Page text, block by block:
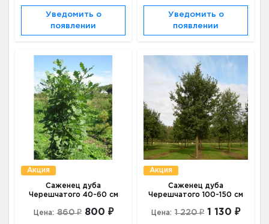
Уведомить о
появлении
Уведомить о
появлении
Акция
Саженец дуба
Черешчатого 40-60 см
Цена: 860 ₽ 800 ₽
Акция
Саженец дуба
Черешчатого 100-150 см
Цена: 1 220 ₽ 1 130 ₽